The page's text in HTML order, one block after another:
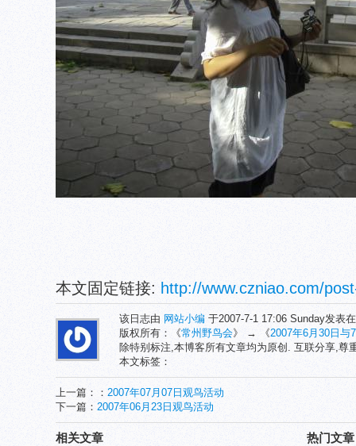
本文固定链接: http://www.czniao.com/
该日志由 网站小编 于2007-7-1 17:06 Sunday发表
版权所有：《常州野鸟会》 → 《2007年6月30日与
除特别标注,本博客所有文章均为原创. 互联分享,尊
本文标签：
上一篇：： 2007年07月07日观鸟活动
下一篇： 2007年06月23日观鸟活动
热门文章
相关文章